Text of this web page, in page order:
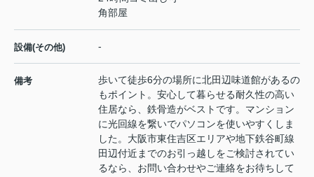
角部屋
設備(その他) -
備考
歩いて徒歩6分の場所に北田辺味道館があるの
もポイント。安心して暮らせる耐久性の高い
住居なら、鉄骨造がベストです。マンション
に光回線を繋いでパソコンを使いやすくしま
した。大阪市東住吉区エリアや地下鉄谷町線
田辺付近までのお引っ越しをご検討されてい
るなら、お問い合わせやご連絡をお待ちして